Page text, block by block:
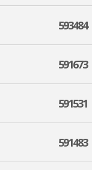
593484
591673
591531
591483